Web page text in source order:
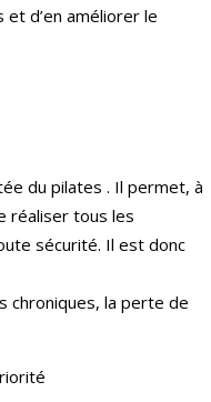
d’en améliorer le
du pilates . Il permet, à
réaliser tous les
sécurité. Il est donc
chroniques, la perte de